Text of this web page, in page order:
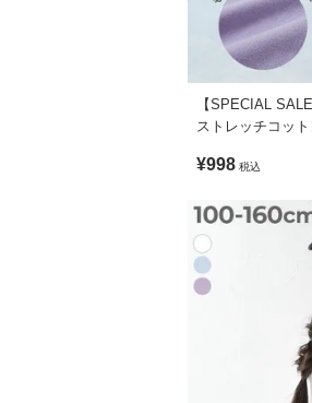
【SPECIAL
ストレッチコッ
¥998 税込